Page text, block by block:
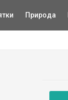
Природа